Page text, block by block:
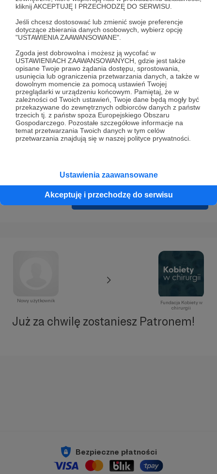
kliknij AKCEPTUJĘ I PRZECHODZĘ DO SERWISU.
Jeśli chcesz dostosować lub zmienić swoje preferencje
dotyczące zbierania danych osobowych, wybierz opcję
"USTAWIENIA ZAAWANSOWANE".
Zgoda jest dobrowolna i możesz ją wycofać w
USTAWIENIACH ZAAWANSOWANYCH, gdzie jest także
opisane Twoje prawo żądania dostępu, sprostowania,
usunięcia lub ograniczenia przetwarzania danych, a także w
dowolnym momencie za pomocą ustawień Twojej
przeglądarki w urządzeniu końcowym. Pamiętaj, że w
zależności od Twoich ustawień, Twoje dane będą mogły być
przekazywane do zewnętrznych odbiorców danych z państw
trzecich tj. z państw spoza Europejskiego Obszaru
Gospodarczego. Pozostałe szczegółowe informacje na
temat przetwarzania Twoich danych w tym celów
przetwarzania znajdują się w naszej polityce prywatności.
Ustawienia zaawansowane
Akceptuję i przechodzę do serwisu
* Zapoznałem się i akceptujęRegulaminserwisu oraz
Prywatności.
* Wyrażam zgodę na przetwarzanie moich danych
osobowych podanych w formularzu rejestracyjnym w celu
prawidłowego świadczenia usług serwisu Patronite.
Wyrażam zgodę na otrzymywanie drogą elektroniczną
informacji handlowych - newslettera. Opcja ta może zostać
zmieniona w ustawieniach konta.
Cofnij Zarejestruj się i przejdź dalej
Nowy użytkownik
Fundacja Kobiety w
chirurgii
Już za chwilę zostaniesz Patronem!
Bezpieczne płatności